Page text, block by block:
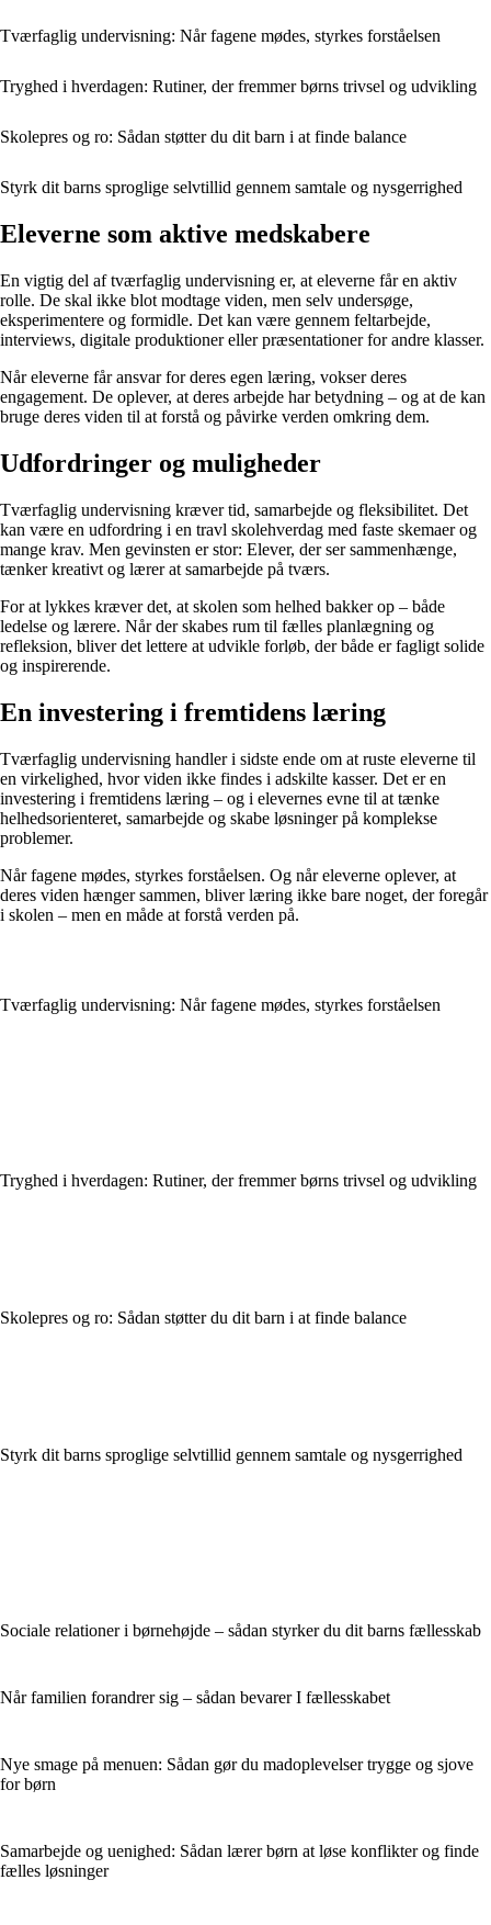
Tværfaglig undervisning: Når fagene mødes, styrkes forståelsen
Tryghed i hverdagen: Rutiner, der fremmer børns trivsel og udvikling
Skolepres og ro: Sådan støtter du dit barn i at finde balance
Styrk dit barns sproglige selvtillid gennem samtale og nysgerrighed
Eleverne som aktive medskabere
En vigtig del af tværfaglig undervisning er, at eleverne får en aktiv
rolle. De skal ikke blot modtage viden, men selv undersøge,
eksperimentere og formidle. Det kan være gennem feltarbejde,
interviews, digitale produktioner eller præsentationer for andre klasser.
Når eleverne får ansvar for deres egen læring, vokser deres
engagement. De oplever, at deres arbejde har betydning – og at de kan
bruge deres viden til at forstå og påvirke verden omkring dem.
Udfordringer og muligheder
Tværfaglig undervisning kræver tid, samarbejde og fleksibilitet. Det
kan være en udfordring i en travl skolehverdag med faste skemaer og
mange krav. Men gevinsten er stor: Elever, der ser sammenhænge,
tænker kreativt og lærer at samarbejde på tværs.
For at lykkes kræver det, at skolen som helhed bakker op – både
ledelse og lærere. Når der skabes rum til fælles planlægning og
refleksion, bliver det lettere at udvikle forløb, der både er fagligt solide
og inspirerende.
En investering i fremtidens læring
Tværfaglig undervisning handler i sidste ende om at ruste eleverne til
en virkelighed, hvor viden ikke findes i adskilte kasser. Det er en
investering i fremtidens læring – og i elevernes evne til at tænke
helhedsorienteret, samarbejde og skabe løsninger på komplekse
problemer.
Når fagene mødes, styrkes forståelsen. Og når eleverne oplever, at
deres viden hænger sammen, bliver læring ikke bare noget, der foregår
i skolen – men en måde at forstå verden på.
Tværfaglig undervisning: Når fagene mødes, styrkes forståelsen
Tryghed i hverdagen: Rutiner, der fremmer børns trivsel og udvikling
Skolepres og ro: Sådan støtter du dit barn i at finde balance
Styrk dit barns sproglige selvtillid gennem samtale og nysgerrighed
Sociale relationer i børnehøjde – sådan styrker du dit barns fællesskab
Når familien forandrer sig – sådan bevarer I fællesskabet
Nye smage på menuen: Sådan gør du madoplevelser trygge og sjove
for børn
Samarbejde og uenighed: Sådan lærer børn at løse konflikter og finde
fælles løsninger